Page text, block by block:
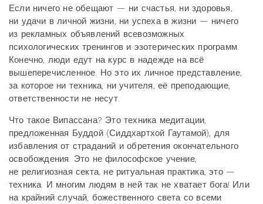
Если ничего не обещают — ни счастья, ни здоровья,
ни удачи в личной жизни, ни успеха в жизни — ничего
из рекламных объявлений всевозможных
психологических тренингов и эзотерических программ.
Конечно, люди едут на курс в надежде на всё
вышеперечисленное. Но это их личное представление,
за которое ни техника, ни учителя, её преподающие,
ответственности не несут.
Что такое Випассана? Это техника медитации,
предложенная Буддой (Сиддхартхой Гаутамой), для
избавления от страданий и обретения окончательного
освобождения. Это не философское учение,
не религиозная секта, не ритуальная практика, это —
техника. И многим людям в ней так не хватает бога! Или
на крайний случай, божественного света со всеми